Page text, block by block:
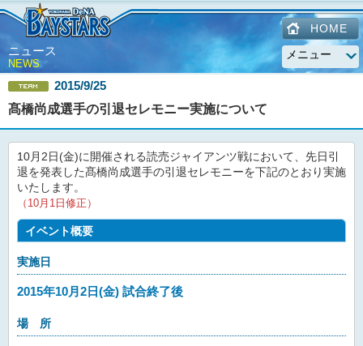
HOME
ニュース
NEWS
2015/9/25
髙橋尚成選手の引退セレモニー実施について
10月2日(金)に開催される読売ジャイアンツ戦において、先日引
退を発表した髙橋尚成選手の引退セレモニーを下記のとおり実施
いたします。
（10月1日修正）
イベント概要
実施日
2015年10月2日(金) 試合終了後
場 所